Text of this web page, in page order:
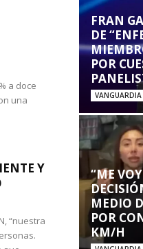
a doce
una
Y
“nuestra
FRAN
DE
POR
VANGUARDIA
“ME
MEDIO
POR
KM/H